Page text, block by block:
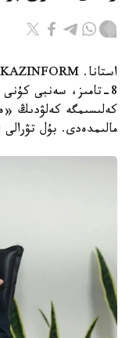
8-تامىز، سەنبى
كەلىسىمگە كەلۋدىڭ
مالىمدەدى. بۇل